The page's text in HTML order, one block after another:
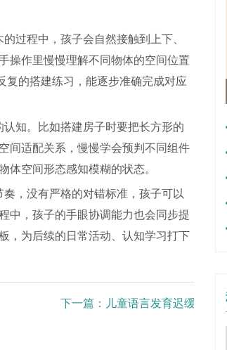
过程中，孩子会自然接触到上下、
操作里慢慢理解不同物体的空间位置
复的搭建练习，能逐步准确完成对应
知。比如搭建房子时要把长方形的
间适配关系，慢慢学会预判不同组件
体空间形态感知模糊的状态。
，没有严格的对错标准，孩子可以
中，孩子的手眼协调能力也会同步提
，为后续的日常活动、认知学习打下
下一篇： 儿童语言发育迟缓的原